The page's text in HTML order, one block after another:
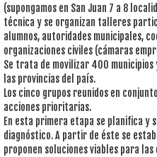
(supongamos en San Juan 7 a 8
técnica y se organizan talleres
alumnos, autoridades municipales,
organizaciones civiles (cámaras
Se trata de movilizar 400 municipios
las provincias del país.
Los cinco grupos reunidos en
acciones prioritarias.
En esta primera etapa se planifica y
diagnóstico. A partir de éste se
proponen soluciones viables para